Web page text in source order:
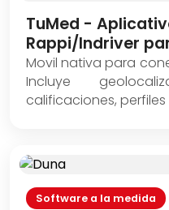
TuMed -
Rappi/Indriver
Movil nativa para
Incluye
calificaciones,
Software a la medida